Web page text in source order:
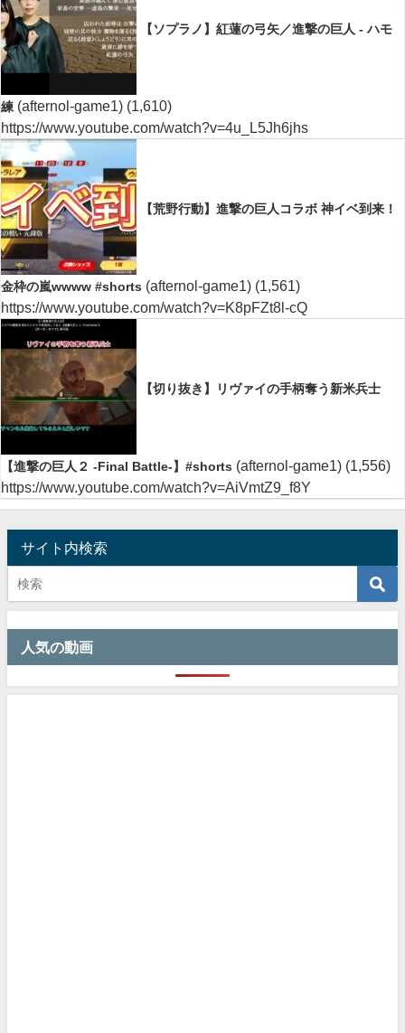
【ソプラノ】紅蓮の弓矢／進撃の巨人 - ハモ
練 (afternol-game1) (1,610)
https://www.youtube.com/watch?v=4u_L5Jh6jhs
【荒野行動】進撃の巨人コラボ 神イベ到来！
金枠の嵐wwww #shorts (afternol-game1) (1,561)
https://www.youtube.com/watch?v=K8pFZt8l-cQ
【切り抜き】リヴァイの手柄奪う新米兵士
【進撃の巨人２ -Final Battle-】#shorts (afternol-game1) (1,556)
https://www.youtube.com/watch?v=AiVmtZ9_f8Y
サイト内検索
人気の動画